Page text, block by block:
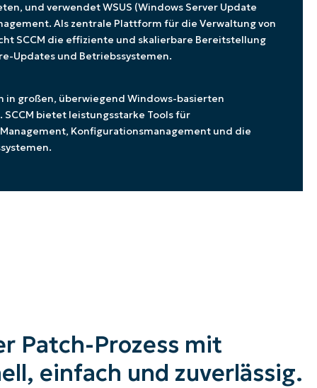
und verwendet WSUS (Windows Server Update
Als zentrale Plattform für die Verwaltung von
SCCM die effiziente und skalierbare Bereitstellung
Updates und Betriebssystemen.
in großen, überwiegend Windows-basierten
bietet leistungsstarke Tools für
Konfigurationsmanagement und die
Patch-Prozess mit
einfach und zuverlässig.